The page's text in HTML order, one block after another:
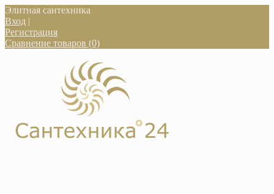
Элитная сантехника
Вход |
Регистрация
Сравнение товаров (0)